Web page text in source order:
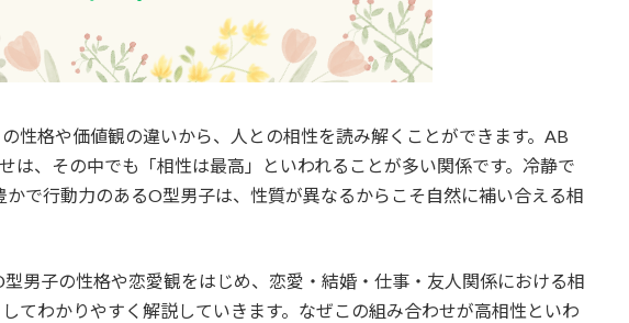
性格や価値観の違いから、人との相性を読み解くことができます。AB
は、その中でも「相性は最高」といわれることが多い関係です。冷静で
で行動力のあるO型男子は、性質が異なるからこそ自然に補い合える相
男子の性格や恋愛観をはじめ、恋愛・結婚・仕事・友人関係における相
てわかりやすく解説していきます。なぜこの組み合わせが高相性といわ